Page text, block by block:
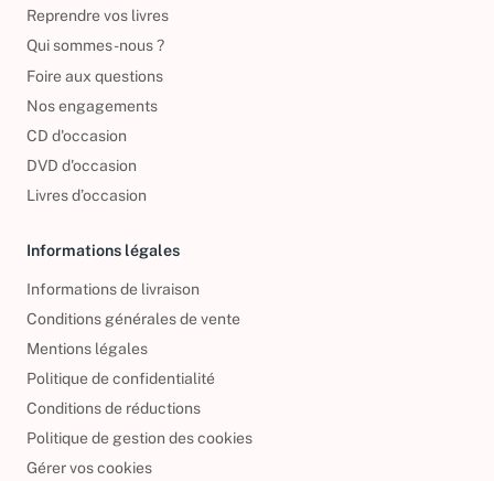
Reprendre vos livres
Qui sommes-nous ?
Foire aux questions
Nos engagements
CD d'occasion
DVD d'occasion
Livres d’occasion
Informations légales
Informations de livraison
Conditions générales de vente
Mentions légales
Politique de confidentialité
Conditions de réductions
Politique de gestion des cookies
Gérer vos cookies